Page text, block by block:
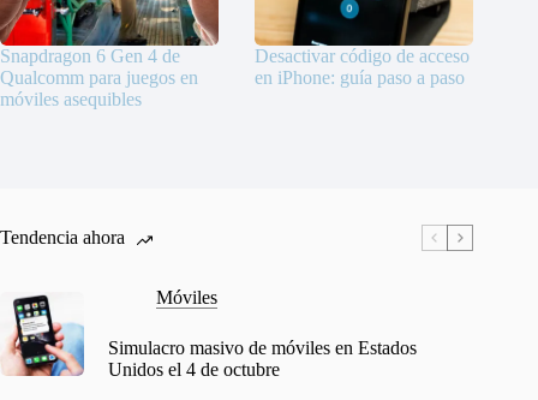
Snapdragon 6 Gen 4 de
Qualcomm para juegos en
móviles asequibles
Desactivar código de acceso
en iPhone: guía paso a paso
Tendencia ahora
Móviles
Simulacro masivo de móviles en Estados
Unidos el 4 de octubre